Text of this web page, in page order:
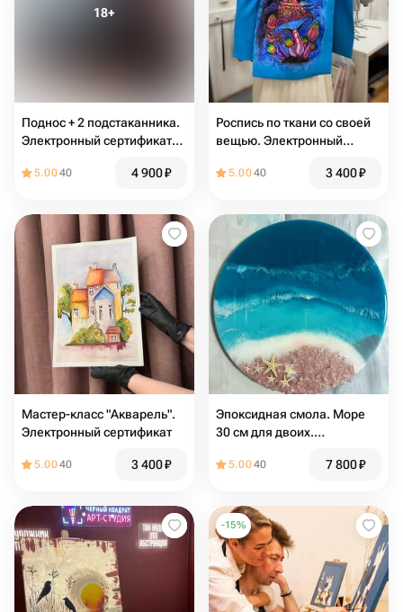
Поднос + 2 подстаканника.
Электронный сертификат
5.0040 4 900₽
Роспись по ткани со своей
вещью. Электронный
класс
5.0040 3 400₽
Мастер-класс "Акварель".
Электронный сертификат
5.0040 3 400₽
Эпоксидная смола. Море
30 см для двоих.
на мастер-класс
5.0040 7 800₽
-15%